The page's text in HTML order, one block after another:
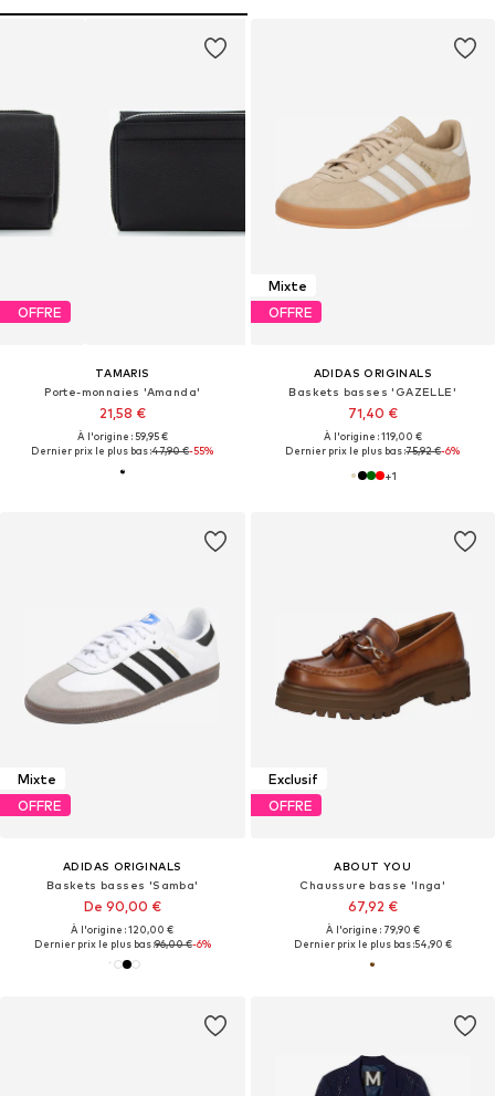
OFFRE
TAMARIS
Porte-monnaies 'Amanda'
21,58 €
À l'origine : 59,95 €
Dernier prix le plus bas :47,90 €-55%
Mixte
OFFRE
ADIDAS ORIGINALS
Baskets basses 'GAZELLE'
71,40 €
À l'origine : 119,00 €
Dernier prix le plus bas :75,92 €-6%
+1
Mixte
OFFRE
ADIDAS ORIGINALS
Baskets basses 'Samba'
De 90,00 €
À l'origine : 120,00 €
Dernier prix le plus bas :96,00 €-6%
Exclusif
OFFRE
ABOUT YOU
Chaussure basse 'Inga'
67,92 €
À l'origine : 79,90 €
Dernier prix le plus bas :54,90 €